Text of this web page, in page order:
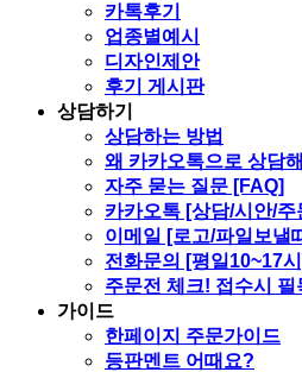
카톡후기
업종별예시
디자인제안
후기 게시판
상담하기
상담하는 방법
왜 카카오톡으로 상담
자주 묻는 질문 [FAQ]
카카오톡 [상담/시안/주
이메일 [로고/파일보낼
전화문의 [평일10~17
주문전 체크! 접수시 필
가이드
한페이지 주문가이드
등판멘트 어때요?